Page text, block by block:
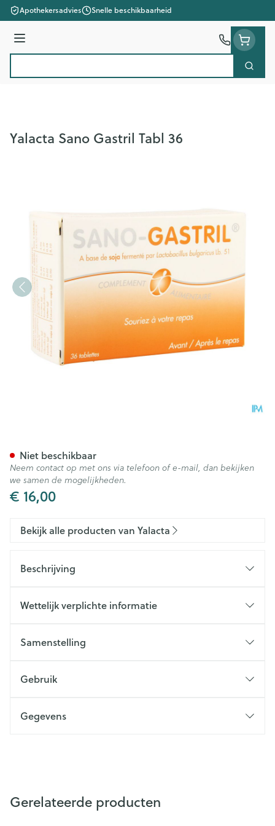
Ga naar de inhoud
Apothekersadvies Snelle beschikbaarheid
Menu
Zoek
Yalacta Sano Gastril Tabl 36
€ 16,00
Niet beschikbaar
Neem contact op met ons via telefoon of e-mail, dan bekijken
we samen de mogelijkheden.
Bekijk alle producten van Yalacta
Beschrijving
Wettelijk verplichte informatie
Samenstelling
Gebruik
Gegevens
Gerelateerde producten